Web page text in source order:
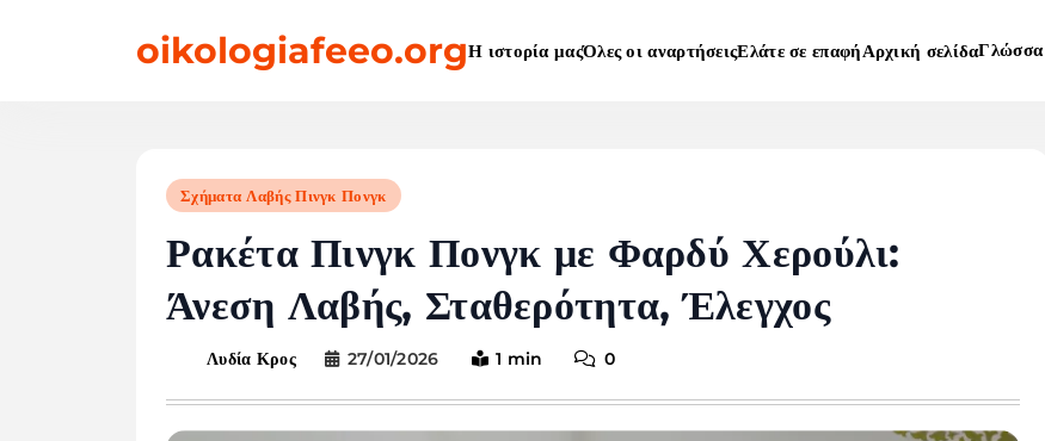
oikologiafeeo.orgΗ ιστορία μαςΌλες οι αναρτήσειςΕλάτε σε επαφήΑρχική σελίδαΓλώσσα
Σχήματα Λαβής Πινγκ Πονγκ
Ρακέτα Πινγκ Πονγκ με Φαρδύ Χερούλι:
Άνεση Λαβής, Σταθερότητα, Έλεγχος
Λυδία Κρος 27/01/2026 1 min 0